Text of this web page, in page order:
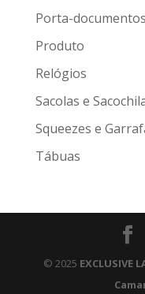
Porta-
Produto
Relógios
Sacolas e
Squeezes e
Tábuas
© 2025 EXCLUSIVE